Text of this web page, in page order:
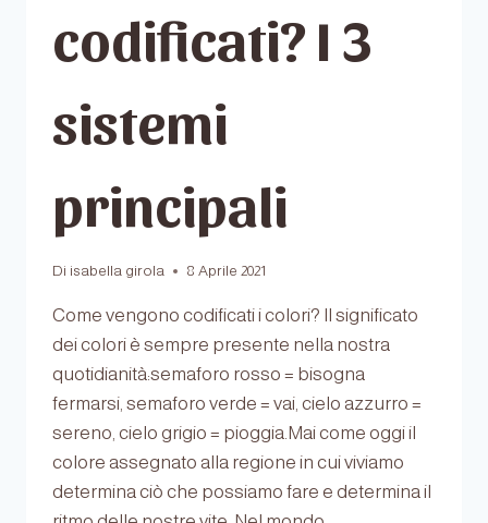
codificati? I 3
sistemi
principali
Di isabella girola 8 Aprile 2021
Come vengono codificati i colori? Il significato
dei colori è sempre presente nella nostra
quotidianità:semaforo rosso = bisogna
fermarsi, semaforo verde = vai, cielo azzurro =
sereno, cielo grigio = pioggia.Mai come oggi il
colore assegnato alla regione in cui viviamo
determina ciò che possiamo fare e determina il